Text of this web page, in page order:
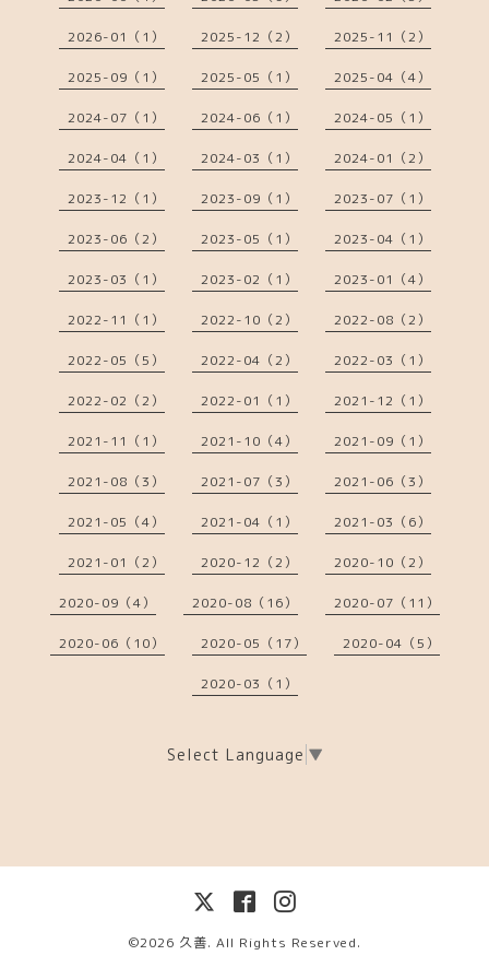
2026-01（1） 2025-12（2） 2025-11（2）
2025-09（1） 2025-05（1） 2025-04（4）
2024-07（1） 2024-06（1） 2024-05（1）
2024-04（1） 2024-03（1） 2024-01（2）
2023-12（1） 2023-09（1） 2023-07（1）
2023-06（2） 2023-05（1） 2023-04（1）
2023-03（1） 2023-02（1） 2023-01（4）
2022-11（1） 2022-10（2） 2022-08（2）
2022-05（5） 2022-04（2） 2022-03（1）
2022-02（2） 2022-01（1） 2021-12（1）
2021-11（1） 2021-10（4） 2021-09（1）
2021-08（3） 2021-07（3） 2021-06（3）
2021-05（4） 2021-04（1） 2021-03（6）
2021-01（2） 2020-12（2） 2020-10（2）
2020-09（4） 2020-08（16） 2020-07（11）
2020-06（10） 2020-05（17） 2020-04（5）
2020-03（1）
Select Language ▼
©2026 久善. All Rights Reserved.